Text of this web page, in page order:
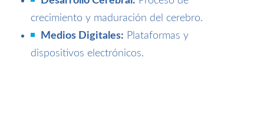
crecimiento y maduración del cerebro.
Medios Digitales: Plataformas y
dispositivos electrónicos.